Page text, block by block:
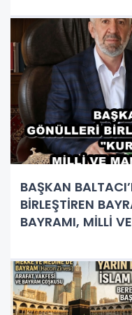
BAŞKAN
BİRLEŞTİREN
BAYRAMI, MİLLİ